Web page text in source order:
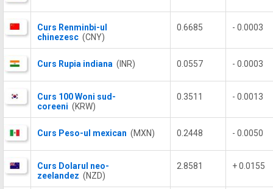
Curs Renminbi-ul
chinezesc (CNY)
0.6685 - 0.0003
Curs Rupia indiana (INR) 0.0557 - 0.0003
Curs 100 Woni sud-
coreeni (KRW)
0.3511 - 0.0013
Curs Peso-ul mexican (MXN) 0.2448 - 0.0050
Curs Dolarul neo-
zeelandez (NZD)
2.8581 + 0.0155